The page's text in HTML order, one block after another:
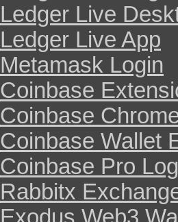
Ledger Live
Ledger Live App
Metamask Login
Coinbase
Coinbase
Coinbase Wallet
Coinbase Pro
Rabbitx
Exodus Web3